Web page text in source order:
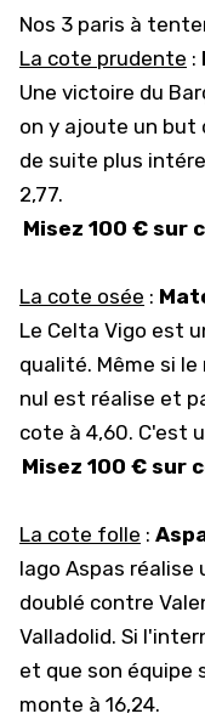
Nos 3 paris à
La cote prudente :
Une victoire du
on y ajoute un but
de suite plus
2,77.
Misez 100 € sur
La cote osée :
Le Celta Vigo est
qualité. Même si
nul est réalise et
cote à 4,60. C'est
Misez 100 € sur
La cote folle :
Iago Aspas réalise
doublé contre
Valladolid. Si
et que son équipe
monte à 16,24.